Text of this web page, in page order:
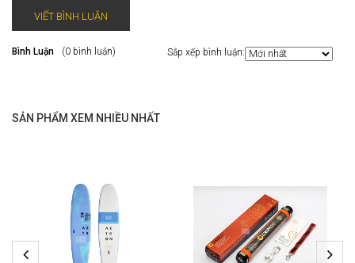
VIẾT BÌNH LUẬN
Bình Luận (0 bình luận) Sắp xếp bình luận:
SẢN PHẨM XEM NHIỀU NHẤT